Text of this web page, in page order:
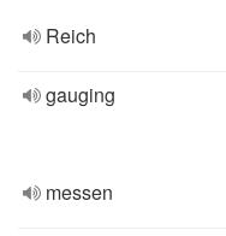
Reich
gauging
messen